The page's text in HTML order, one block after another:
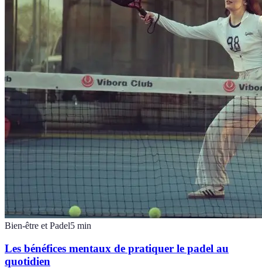
Bien-être et Padel5 min
Les bénéfices mentaux de pratiquer le padel au
quotidien